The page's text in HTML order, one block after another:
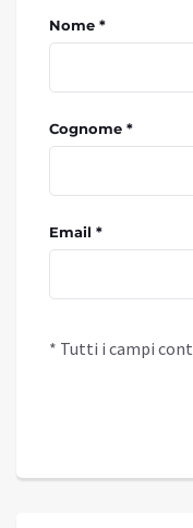
Nome *
Cognome *
Email *
* Tutti i campi